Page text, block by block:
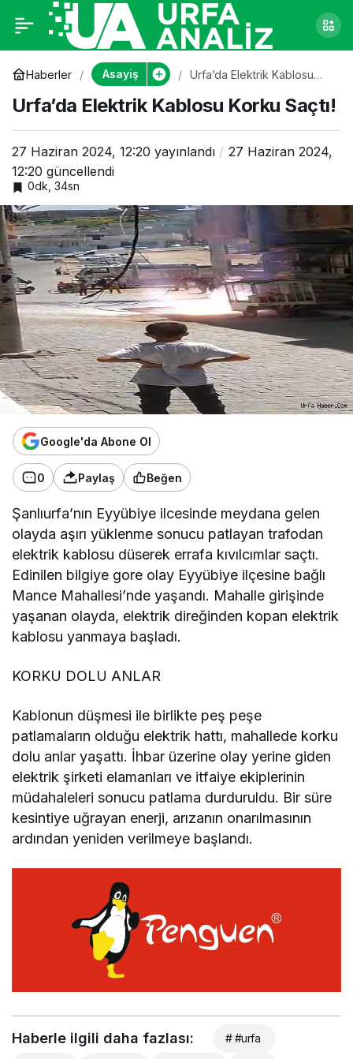
Haberler Asayiş
Urfa’da Elektrik Kablosu
Urfa’da Elektrik Kablosu Korku Saçtı!
27 Haziran 2024, 12:20 yayınlandı
27 Haziran 2024,
12:20 güncellendi
0dk, 34sn
Google'da Abone Ol
0 Paylaş Beğen
Şanlıurfa’nın Eyyübiye ilcesinde meydana gelen
olayda aşırı yüklenme sonucu patlayan trafodan
elektrik kablosu düserek errafa kıvılcımlar saçtı.
Edinilen bilgiye gore olay Eyyübiye ilçesine bağlı
Mance Mahallesi’nde yaşandı. Mahalle girişinde
yaşanan olayda, elektrik direğinden kopan elektrik
kablosu yanmaya başladı.
KORKU DOLU ANLAR
Kablonun düşmesi ile birlikte peş peşe
patlamaların olduğu elektrik hattı, mahallede korku
dolu anlar yaşattı. İhbar üzerine olay yerine giden
elektrik şirketi elamanları ve itfaiye ekiplerinin
müdahaleleri sonucu patlama durduruldu. Bir süre
kesintiye uğrayan enerji, arızanın onarılmasının
ardından yeniden verilmeye başlandı.
Urfa’da Elektrik
Kablosu Korku Saçtı!
0
Haberle ilgili daha fazlası: # #urfa